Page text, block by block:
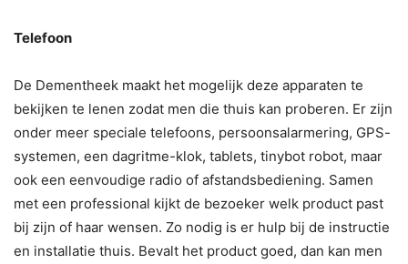
Telefoon
De Dementheek maakt het mogelijk deze apparaten te
bekijken te lenen zodat men die thuis kan proberen. Er zijn
onder meer speciale telefoons, persoonsalarmering, GPS-
systemen, een dagritme-klok, tablets, tinybot robot, maar
ook een eenvoudige radio of afstandsbediening. Samen
met een professional kijkt de bezoeker welk product past
bij zijn of haar wensen. Zo nodig is er hulp bij de instructie
en installatie thuis. Bevalt het product goed, dan kan men